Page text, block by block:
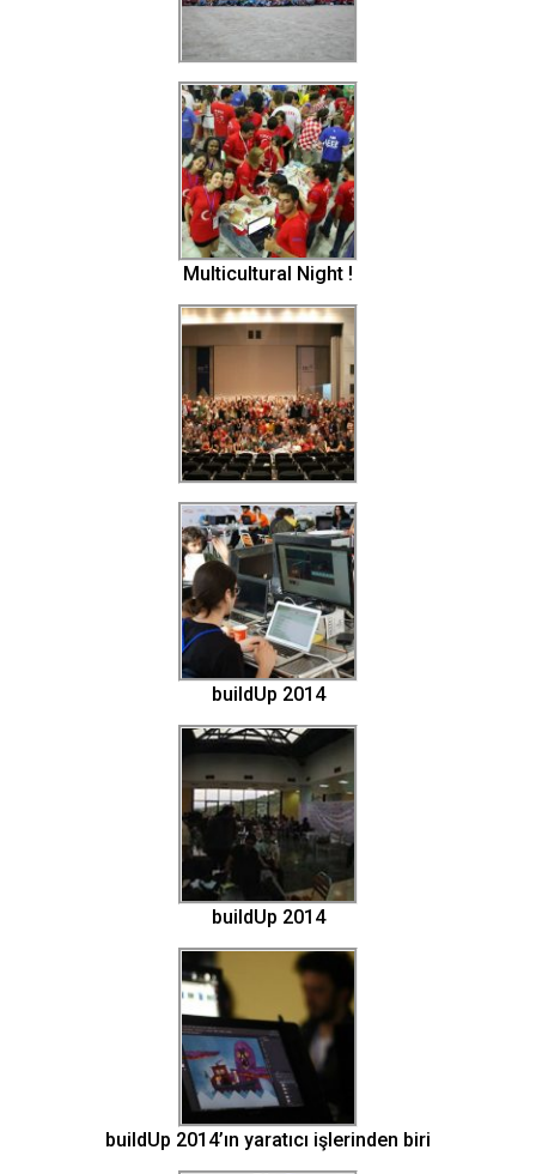
Multicultural Night !
buildUp 2014
buildUp 2014
buildUp 2014’ın yaratıcı işlerinden biri